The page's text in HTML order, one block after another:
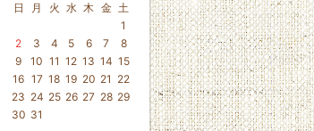
日
月 火 水 木 金 土
1
2
3 4 5 6 7
8
9
10 11 12 13 14 15
16 17 18 19 20 21 22
23 24 25 26 27 28 29
30 31